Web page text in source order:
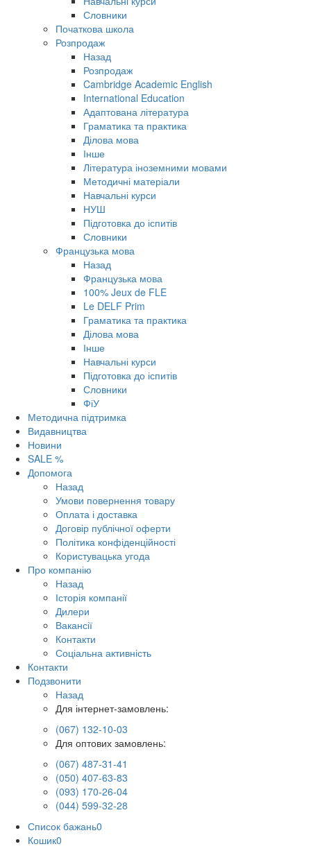
Словники
Початкова школа
Розпродаж
Назад
Розпродаж
Cambridge Academic English
International Education
Адаптована література
Граматика та практика
Ділова мова
Інше
Література іноземними мовами
Методичні матеріали
Навчальні курси
НУШ
Підготовка до іспитів
Словники
Французька мова
Назад
Французька мова
100% Jeux de FLE
Le DELF Prim
Граматика та практика
Ділова мова
Інше
Навчальні курси
Підготовка до іспитів
Словники
ФіУ
Методична підтримка
Видавництва
Новини
SALE %
Допомога
Назад
Умови повернення товару
Оплата і доставка
Договір публічної оферти
Політика конфіденційності
Користувацька угода
Про компанію
Назад
Історія компанії
Дилери
Вакансії
Контакти
Соціальна активність
Контакти
Подзвонити
Назад
Для інтернет-замовлень:
(067) 132-10-03
Для оптових замовлень:
(067) 487-31-41
(050) 407-63-83
(093) 170-26-04
(044) 599-32-28
Список бажань0
Кошик0